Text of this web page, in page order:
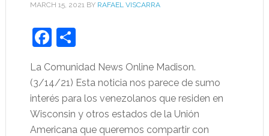
MARCH 15, 2021BY RAFAEL VISCARRA
Facebook
Share
La Comunidad News Online Madison.
(3/14/21) Esta noticia nos parece de sumo
interés para los venezolanos que residen en
Wisconsin y otros estados de la Unión
Americana que queremos compartir con